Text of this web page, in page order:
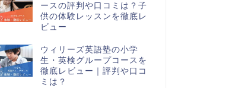
ースの評判や口コミは？子
供の体験レッスンを徹底レ
ビュー
ウィリーズ英語塾の小学
生・英検グループコースを
徹底レビュー｜評判や口コ
ミは？